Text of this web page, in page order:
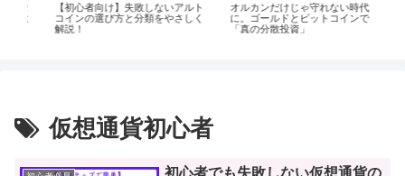
敗しないアルト
分類をやさしく
オルカンだけじゃ守れない時代
に。ゴールドとビットコインで
【ワールドコインの口コミ
ットGPT創業者の仮想通貨
ェクトに登録してみた
仮想通貨初心者
初心者でも失敗しない仮想通貨の